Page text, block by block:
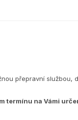
přepravní službou,
termínu na Vámi